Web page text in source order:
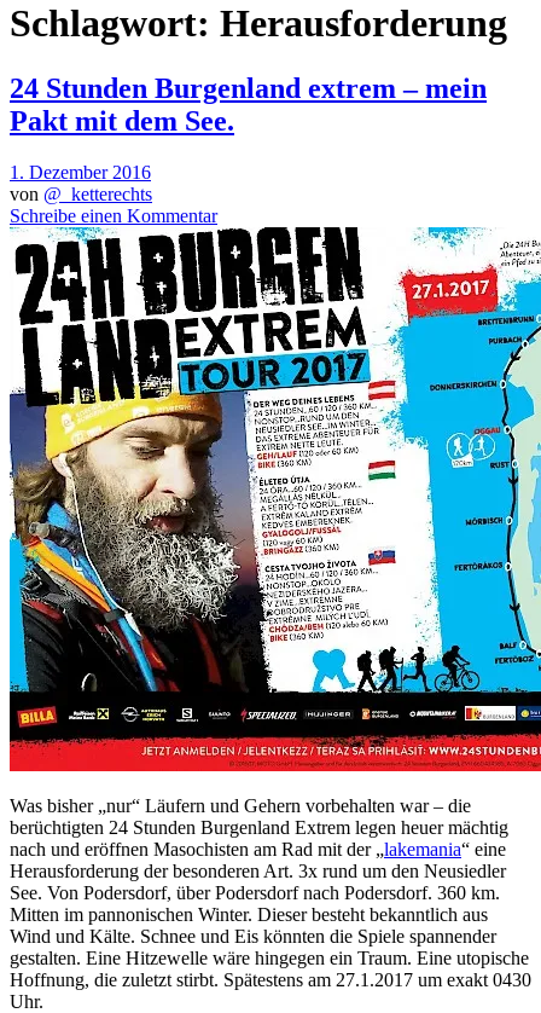
Schlagwort: Herausforderung
24 Stunden Burgenland extrem – mein
Pakt mit dem See.
1. Dezember 2016
von @_ketterechts
Schreibe einen Kommentar
Was bisher „nur“ Läufern und Gehern vorbehalten war – die
berüchtigten 24 Stunden Burgenland Extrem legen heuer mächtig
nach und eröffnen Masochisten am Rad mit der „lakemania“ eine
Herausforderung der besonderen Art. 3x rund um den Neusiedler
See. Von Podersdorf, über Podersdorf nach Podersdorf. 360 km.
Mitten im pannonischen Winter. Dieser besteht bekanntlich aus
Wind und Kälte. Schnee und Eis könnten die Spiele spannender
gestalten. Eine Hitzewelle wäre hingegen ein Traum. Eine utopische
Hoffnung, die zuletzt stirbt. Spätestens am 27.1.2017 um exakt 0430
Uhr.